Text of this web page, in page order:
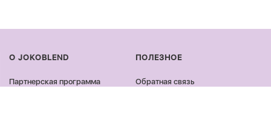
О JOKOBLEND
Партнерская программа
ПОЛЕЗНОЕ
Обратная связь